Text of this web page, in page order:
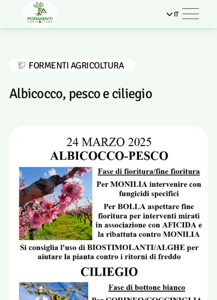
IT
FORMENTI AGRICOLTURA
Albicocco, pesco e ciliegio